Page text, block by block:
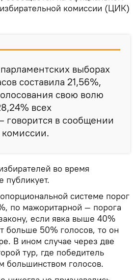
комиссии (ЦИК)
выборах
составила 21,56%,
свою волю
всех
говорится в сообщении
во время
публикует.
системе порог
по мажоритарной — порога
если явка выше 40%
больше 50% голосов, то он
В ином случае через две
тур, где победитель
большинством голосов.